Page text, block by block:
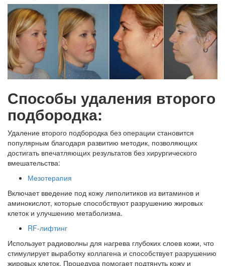
Способы удаления второго
подбородка:
Удаление второго подбородка без операции становится
популярным благодаря развитию методик, позволяющих
достигать впечатляющих результатов без хирургического
вмешательства:
Мезотерапия
Включает введение под кожу липолитиков из витаминов и
аминокислот, которые способствуют разрушению жировых
клеток и улучшению метаболизма.
RF-лифтинг
Использует радиоволны для нагрева глубоких слоев кожи, что
стимулирует выработку коллагена и способствует разрушению
жировых клеток. Процедура помогает подтянуть кожу и